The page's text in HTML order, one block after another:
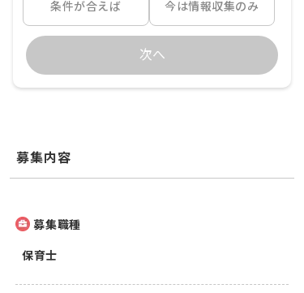
条件が合えば 今は情報収集のみ
次へ
募集内容
募集職種
保育士